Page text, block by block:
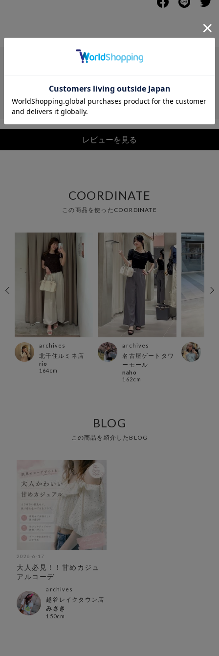
レビュー
レビューを見る
COORDINATE
この商品を使ったCOORDINATE
archives
北千住ルミネ店
rio
164cm
archives
名古屋ゲートタワ
ーモール
naho
162cm
BLOG
この商品を紹介したBLOG
2026-6-17
大人必見！！甘めカジュ
アルコーデ
archives
越谷レイクタウン店
みさき
150cm